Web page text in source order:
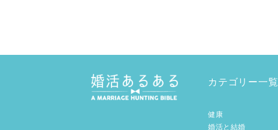
カテゴリー一覧
健康
婚活と結婚